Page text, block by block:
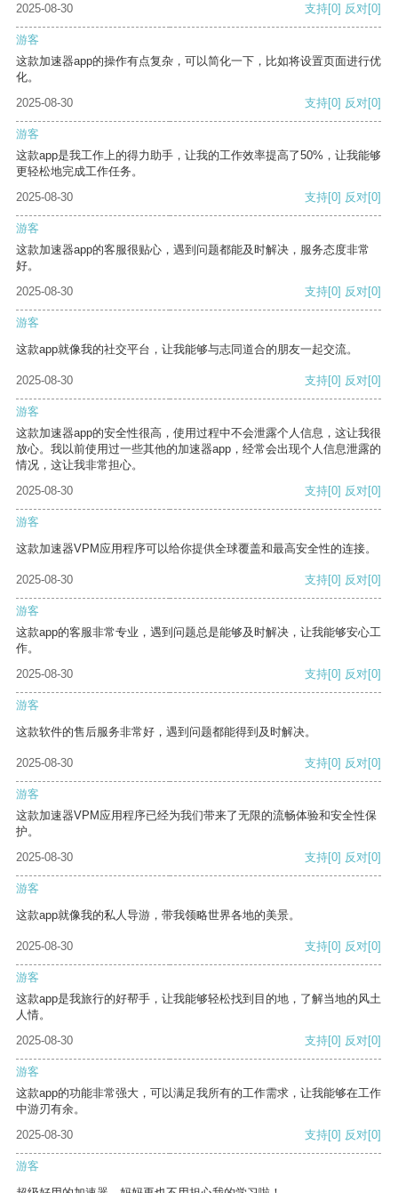
2025-08-30
支持[0] 反对[0]
游客
这款加速器app的操作有点复杂，可以简化一下，比如将设置页面进行优
化。
2025-08-30
支持[0] 反对[0]
游客
这款app是我工作上的得力助手，让我的工作效率提高了50%，让我能够
更轻松地完成工作任务。
2025-08-30
支持[0] 反对[0]
游客
这款加速器app的客服很贴心，遇到问题都能及时解决，服务态度非常
好。
2025-08-30
支持[0] 反对[0]
游客
这款app就像我的社交平台，让我能够与志同道合的朋友一起交流。
2025-08-30 支持[0] 反对[0]
游客
这款加速器app的安全性很高，使用过程中不会泄露个人信息，这让我很
放心。我以前使用过一些其他的加速器app，经常会出现个人信息泄露的
情况，这让我非常担心。
2025-08-30
支持[0] 反对[0]
游客
这款加速器VPM应用程序可以给你提供全球覆盖和最高安全性的连接。
2025-08-30 支持[0] 反对[0]
游客
这款app的客服非常专业，遇到问题总是能够及时解决，让我能够安心工
作。
2025-08-30
支持[0] 反对[0]
游客
这款软件的售后服务非常好，遇到问题都能得到及时解决。
2025-08-30 支持[0] 反对[0]
游客
这款加速器VPM应用程序已经为我们带来了无限的流畅体验和安全性保
护。
2025-08-30
支持[0] 反对[0]
游客
这款app就像我的私人导游，带我领略世界各地的美景。
2025-08-30 支持[0] 反对[0]
游客
这款app是我旅行的好帮手，让我能够轻松找到目的地，了解当地的风土
人情。
2025-08-30
支持[0] 反对[0]
游客
这款app的功能非常强大，可以满足我所有的工作需求，让我能够在工作
中游刃有余。
2025-08-30
支持[0] 反对[0]
游客